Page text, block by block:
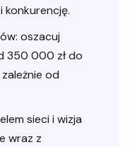
oszacuj
350 000 zł do
od
sieci i wizja
wraz z